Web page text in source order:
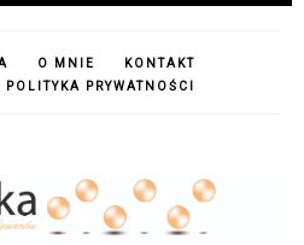
O MNIE
KONTAKT
POLITYKA PRYWATNOŚCI